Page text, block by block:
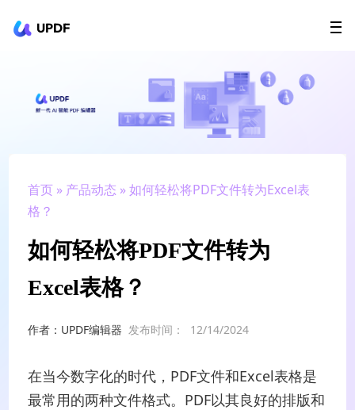
UPDF
AI Agents
政企采购
升级会员
首页 » 产品动态 » 如何轻松将PDF文件转为Excel表
格？
如何轻松将PDF文件转为
Excel表格？
作者：UPDF编辑器 发布时间： 12/14/2024
在当今数字化的时代，PDF文件和Excel表格是
最常用的两种文件格式。PDF以其良好的排版和